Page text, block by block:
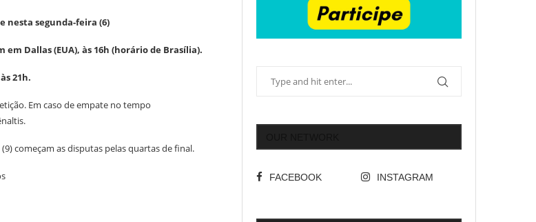
nesta segunda-feira (6)
Dallas (EUA), às 16h (horário de Brasília).
21h.
Em caso de empate no tempo
começam as disputas pelas quartas de final.
FACEBOOK INSTAGRAM